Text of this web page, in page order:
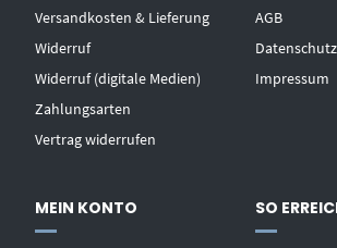
Versandkosten & Lieferung
Widerruf
Widerruf (digitale Medien)
Zahlungsarten
Vertrag widerrufen
AGB
Datenschutz
Impressum
MEIN KONTO SO